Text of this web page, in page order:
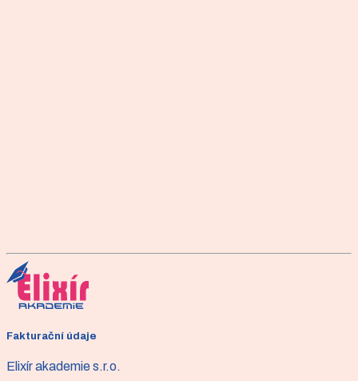
skupinovou lekci
Šablona ke stažení
Fakturační údaje
Elixír akademie s.r.o.